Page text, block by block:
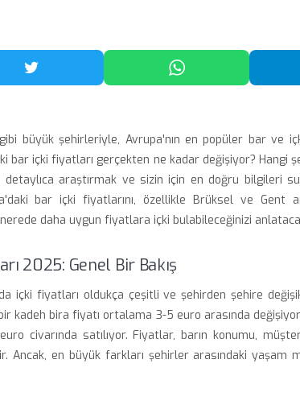
Twitter'da Paylaş WhatsApp'ta
büyük şehirleriyle, Avrupa'nın en popüler bar ve
bar içki fiyatları gerçekten ne kadar değişiyor? Hangi
detaylıca araştırmak ve sizin için en doğru bilgileri
bar içki fiyatlarını, özellikle Brüksel ve Gent
daha uygun fiyatlara içki bulabileceğinizi
2025: Genel Bir Bakış
içki fiyatları oldukça çeşitli ve şehirden şehire
kadeh bira fiyatı ortalama 3-5 euro arasında
civarında satılıyor. Fiyatlar, barın konumu,
Ancak, en büyük farkları şehirler arasındaki